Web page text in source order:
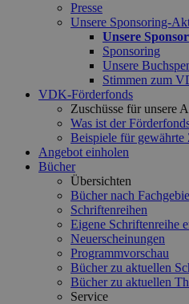
Presse
Unsere Sponsoring-
Unsere
Sponsoring
Unsere
Stimmen zum
VDK-Förderfonds
Zuschüsse für unsere
Was ist der
Beispiele für gewährte
Angebot einholen
Bücher
Übersichten
Bücher nach
Schriftenreihen
Eigene Schriftenreihe
Neuerscheinungen
Programmvorschau
Bücher zu aktuellen
Bücher zu aktuellen
Service